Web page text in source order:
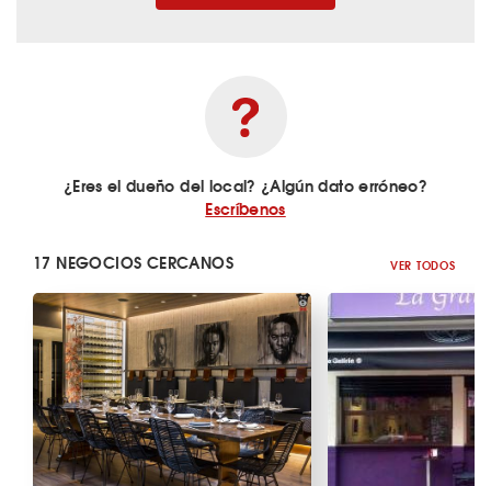
¿Eres el dueño del local? ¿Algún dato erróneo?
Escríbenos
17 NEGOCIOS CERCANOS VER TODOS